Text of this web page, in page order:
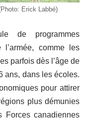
Erick Labbé)
de programmes
comme les
parfois dès l’âge de
ans, dans les écoles.
pour attirer
plus démunies
Forces canadiennes